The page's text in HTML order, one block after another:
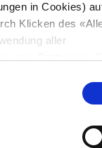
in Cookies)
Klicken des
aller
klicken.
und haben
Informationen